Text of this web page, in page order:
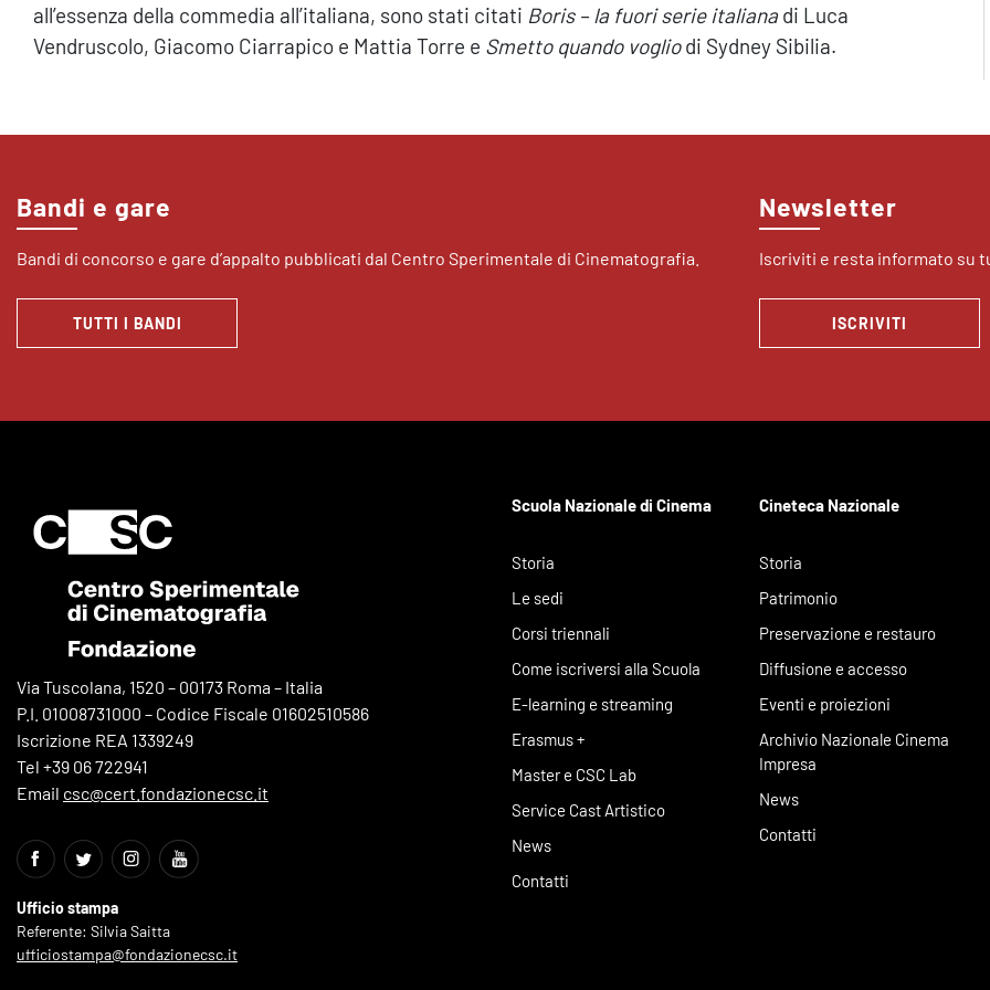
all’essenza della commedia all’italiana, sono stati citati Boris – la fuori serie italianadi Luca
Vendruscolo, Giacomo Ciarrapico e Mattia Torre e Smetto quando vogliodi Sydney Sibilia.
Bandi e gare
Bandi di concorso e gare d’appalto pubblicati dal Centro Sperimentale di Cinematografia.
TUTTI I BANDI
Newsletter
Iscriviti e resta informato su
ISCRIVITI
Via Tuscolana, 1520 – 00173 Roma – Italia
P.I. 01008731000 – Codice Fiscale 01602510586
Iscrizione REA 1339249
Tel +39 06 722941
Email csc@cert.fondazionecsc.it
Ufficio stampa
Referente: Silvia Saitta
ufficiostampa@fondazionecsc.it
Scuola Nazionale di Cinema
Storia
Le sedi
Corsi triennali
Come iscriversi alla Scuola
E-learning e streaming
Erasmus +
Master e CSC Lab
Service Cast Artistico
News
Contatti
Cineteca Nazionale
Storia
Patrimonio
Preservazione e restauro
Diffusione e accesso
Eventi e proiezioni
Archivio Nazionale Cinema
Impresa
News
Contatti